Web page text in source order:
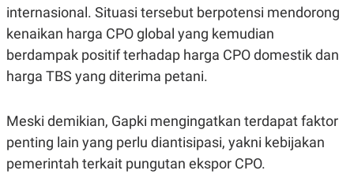
N
A
C
A
E
R
E
L
E
S
I
D
L
A
K
I
internasional. Situasi tersebut berpotensi mendorong
kenaikan harga CPO global yang kemudian
berdampak positif terhadap harga CPO domestik dan
harga TBS yang diterima petani.
Meski demikian, Gapki mengingatkan terdapat faktor
penting lain yang perlu diantisipasi, yakni kebijakan
pemerintah terkait pungutan ekspor CPO.